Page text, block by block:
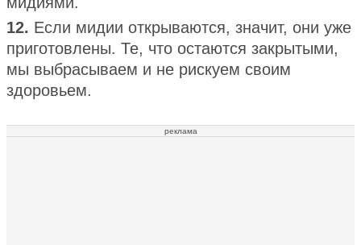
12. Если мидии открываются, значит, они уже
приготовлены. Те, что остаются закрытыми,
мы выбрасываем и не рискуем своим
здоровьем.
реклама